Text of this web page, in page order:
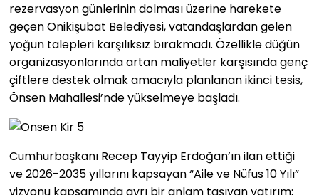
rezervasyon günlerinin dolması üzerine harekete
geçen Onikişubat Belediyesi, vatandaşlardan gelen
yoğun talepleri karşılıksız bırakmadı. Özellikle düğün
organizasyonlarında artan maliyetler karşısında genç
çiftlere destek olmak amacıyla planlanan ikinci tesis,
Önsen Mahallesi’nde yükselmeye başladı.
Cumhurbaşkanı Recep Tayyip Erdoğan’ın ilan ettiği
ve 2026-2035 yıllarını kapsayan “Aile ve Nüfus 10 Yılı”